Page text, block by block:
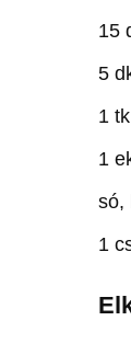
15
5
1
1
só,
1